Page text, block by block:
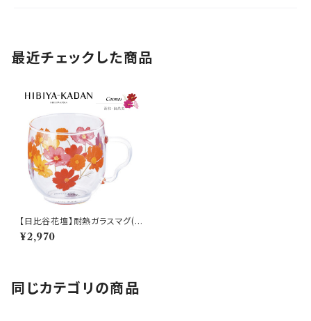
最近チェックした商品
【日比谷花壇】耐熱ガラスマグ(コ
スモス)【HBK10】HBK14-815
¥2,970
同じカテゴリの商品